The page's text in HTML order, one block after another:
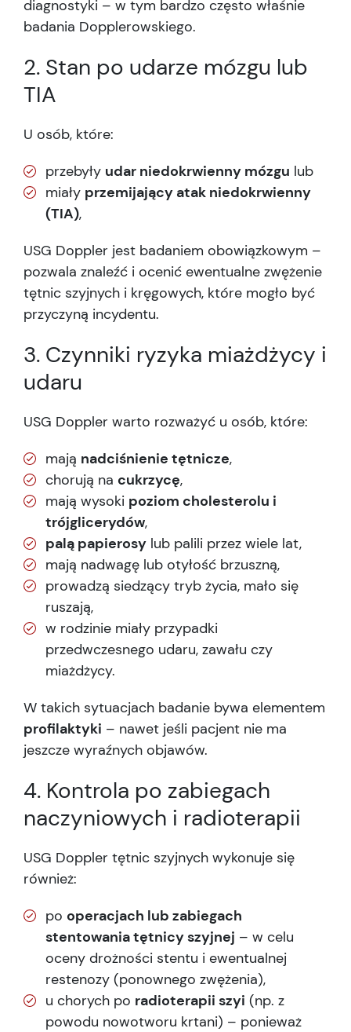
diagnostyki – w tym bardzo często właśnie
badania Dopplerowskiego.
2. Stan po udarze mózgu lub
TIA
U osób, które:
przebyły udar niedokrwienny mózgu lub
miały przemijający atak niedokrwienny
(TIA),
USG Doppler jest badaniem obowiązkowym –
pozwala znaleźć i ocenić ewentualne zwężenie
tętnic szyjnych i kręgowych, które mogło być
przyczyną incydentu.
3. Czynniki ryzyka miażdżycy i
udaru
USG Doppler warto rozważyć u osób, które:
mają nadciśnienie tętnicze,
chorują na cukrzycę,
mają wysoki poziom cholesterolu i
trójglicerydów,
palą papierosy lub palili przez wiele lat,
mają nadwagę lub otyłość brzuszną,
prowadzą siedzący tryb życia, mało się
ruszają,
w rodzinie miały przypadki
przedwczesnego udaru, zawału czy
miażdżycy.
W takich sytuacjach badanie bywa elementem
profilaktyki – nawet jeśli pacjent nie ma
jeszcze wyraźnych objawów.
4. Kontrola po zabiegach
naczyniowych i radioterapii
USG Doppler tętnic szyjnych wykonuje się
również:
po operacjach lub zabiegach
stentowania tętnicy szyjnej – w celu
oceny drożności stentu i ewentualnej
restenozy (ponownego zwężenia),
u chorych po radioterapii szyi (np. z
powodu nowotworu krtani) – ponieważ